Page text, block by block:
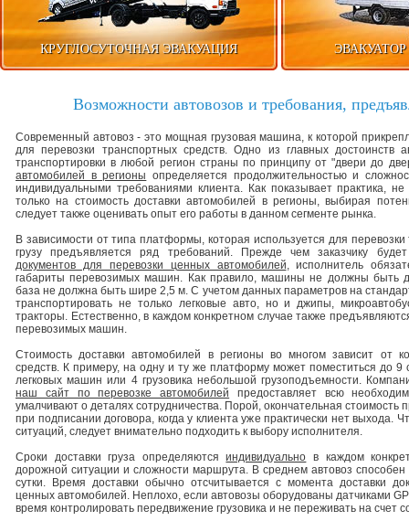
КРУГЛОСУТОЧНАЯ ЭВАКУАЦИЯ
Возможности автовозов и требования,
Современный автовоз - это мощная грузовая машина, к которой
для перевозки транспортных средств. Одно из главных достоинств
транспортировки в любой регион страны по принципу от "двери до
автомобилей в регионы определяется продолжительностью и
индивидуальными требованиями клиента. Как показывает практика,
только на стоимость доставки автомобилей в регионы, выбирая
следует также оценивать опыт его работы в данном сегменте рынка.
В зависимости от типа платформы, которая используется для перевозки
грузу предъявляется ряд требований. Прежде чем заказчику
документов для перевозки ценных автомобилей, исполнитель
габариты перевозимых машин. Как правило, машины не должны быть
база не должна быть шире 2,5 м. С учетом данных параметров на
транспортировать не только легковые авто, но и джипы,
тракторы. Естественно, в каждом конкретном случае также
перевозимых машин.
Стоимость доставки автомобилей в регионы во многом зависит от
средств. К примеру, на одну и ту же платформу может поместиться до 9
легковых машин или 4 грузовика небольшой грузоподъемности.
наш сайт по перевозке автомобилей предоставляет всю
умалчивают о деталях сотрудничества. Порой, окончательная стоимость
при подписании договора, когда у клиента уже практически нет выхода.
ситуаций, следует внимательно подходить к выбору исполнителя.
Сроки доставки груза определяютсяиндивидуально в каждом
дорожной ситуации и сложности маршрута. В среднем автовоз
сутки. Время доставки обычно отсчитывается с момента доставки
ценных автомобилей. Неплохо, если автовозы оборудованы датчиками
время контролировать передвижение грузовика и не переживать на счет